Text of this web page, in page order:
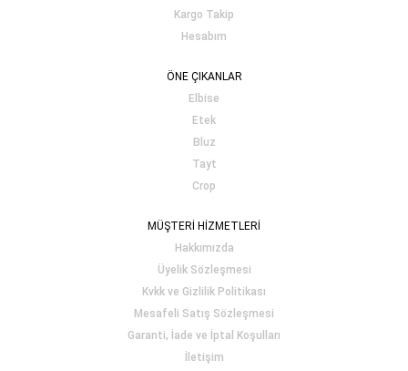
Kargo Takip
Hesabım
ÖNE ÇIKANLAR
Elbise
Etek
Bluz
Tayt
Crop
MÜŞTERİ HİZMETLERİ
Hakkımızda
Üyelik Sözleşmesi
Kvkk ve Gizlilik Politikası
Mesafeli Satış Sözleşmesi
Garanti, İade ve İptal Koşulları
İletişim